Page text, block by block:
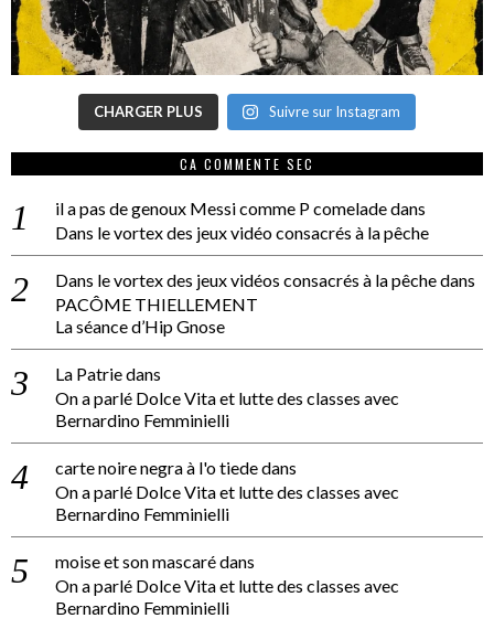
CHARGER PLUS Suivre sur Instagram
CA COMMENTE SEC
il a pas de genoux Messi comme P comeladedans
Dans le vortex des jeux vidéo consacrés à la pêche
Dans le vortex des jeux vidéos consacrés à la pêchedans
PACÔME THIELLEMENT
La séance d’Hip Gnose
La Patriedans
On a parlé Dolce Vita et lutte des classes avec
Bernardino Femminielli
carte noire negra à l'o tiededans
On a parlé Dolce Vita et lutte des classes avec
Bernardino Femminielli
moise et son mascarédans
On a parlé Dolce Vita et lutte des classes avec
Bernardino Femminielli